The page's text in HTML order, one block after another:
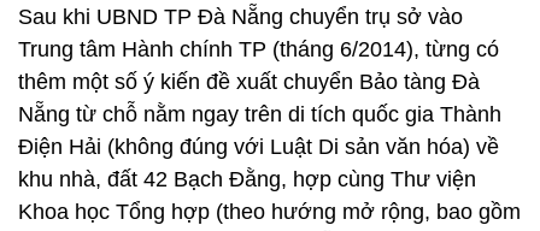
Sau khi UBND TP Đà Nẵng chuyển trụ sở vào
Trung tâm Hành chính TP (tháng 6/2014), từng có
thêm một số ý kiến đề xuất chuyển Bảo tàng Đà
Nẵng từ chỗ nằm ngay trên di tích quốc gia Thành
Điện Hải (không đúng với Luật Di sản văn hóa) về
khu nhà, đất 42 Bạch Đằng, hợp cùng Thư viện
Khoa học Tổng hợp (theo hướng mở rộng, bao gồm